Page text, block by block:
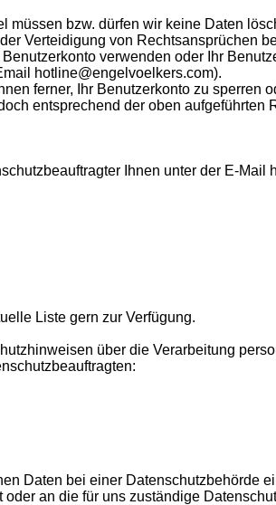
bzw. dürfen wir keine Daten
Verteidigung von Rechtsansprüchen
verwenden oder Ihr
hotline@engelvoelkers.com).
ferner, Ihr Benutzerkonto zu sperren
entsprechend der oben
Ihnen unter der E-
Liste gern zur Verfügung.
über die Verarbeitung
Daten bei einer Datenschutzbehörde
an die für uns zuständige